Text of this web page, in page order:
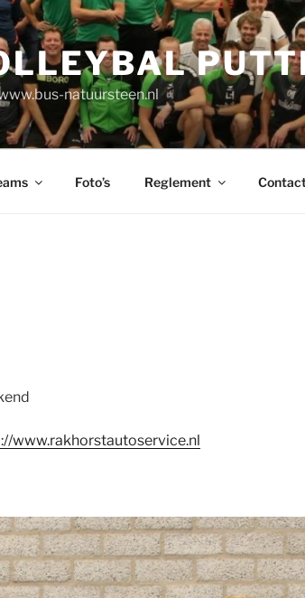
natuursteen.nl
Foto’s Reglement
www.rakhorstautoservice.nl